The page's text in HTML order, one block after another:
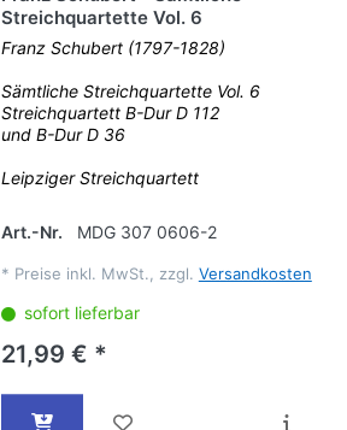
Streichquartette Vol. 6
Franz Schubert (1797-1828)
Sämtliche Streichquartette Vol. 6
Streichquartett B-Dur D 112
und B-Dur D 36
Leipziger Streichquartett
Art.-Nr. MDG 307 0606-2
* Preise inkl. MwSt., zzgl. Versandkosten
sofort lieferbar
21,99 € *